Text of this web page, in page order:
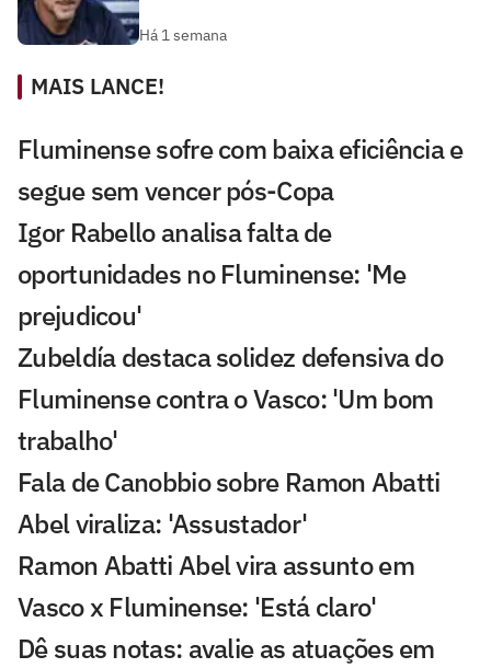
Há 1 semana
MAIS LANCE!
Fluminense sofre com baixa eficiência e
segue sem vencer pós-Copa
Igor Rabello analisa falta de
oportunidades no Fluminense: 'Me
prejudicou'
Zubeldía destaca solidez defensiva do
Fluminense contra o Vasco: 'Um bom
trabalho'
Fala de Canobbio sobre Ramon Abatti
Abel viraliza: 'Assustador'
Ramon Abatti Abel vira assunto em
Vasco x Fluminense: 'Está claro'
Dê suas notas: avalie as atuações em